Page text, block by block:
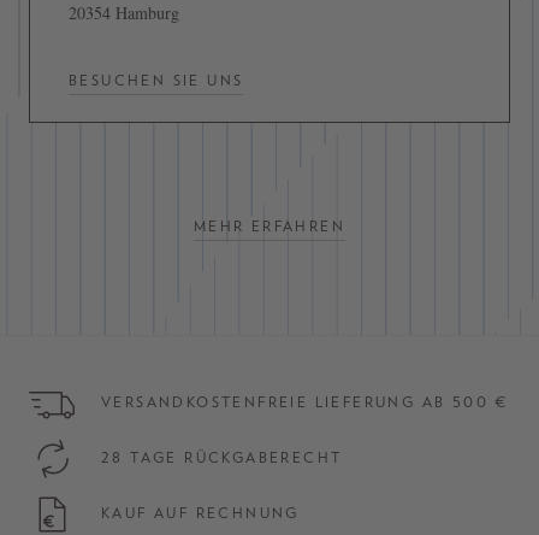
20354 Hamburg
BESUCHEN SIE UNS
MEHR ERFAHREN
VERSANDKOSTENFREIE LIEFERUNG AB 500 €
28 TAGE RÜCKGABERECHT
KAUF AUF RECHNUNG